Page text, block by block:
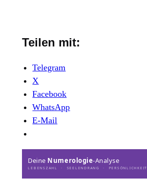
Teilen mit:
Telegram
X
Facebook
WhatsApp
E-Mail
Deine Numerologie-Analyse
LEBENSZAHL · SEELENDRANG · PERSÖNLICHKEIT